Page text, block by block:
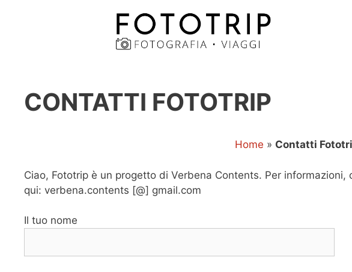
CONTATTI FOTOTRIP
Home » Contatti
Ciao, Fototrip è un progetto di Verbena Contents. Per
qui: verbena.contents [@] gmail.com
Il tuo nome